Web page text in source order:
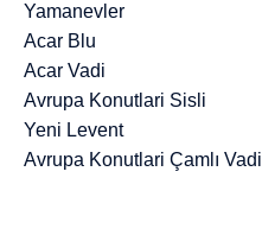
Yamanevler
Acar Blu
Acar Vadi
Avrupa Konutlari Sisli
Yeni Levent
Avrupa Konutlari Çamlı Vadi